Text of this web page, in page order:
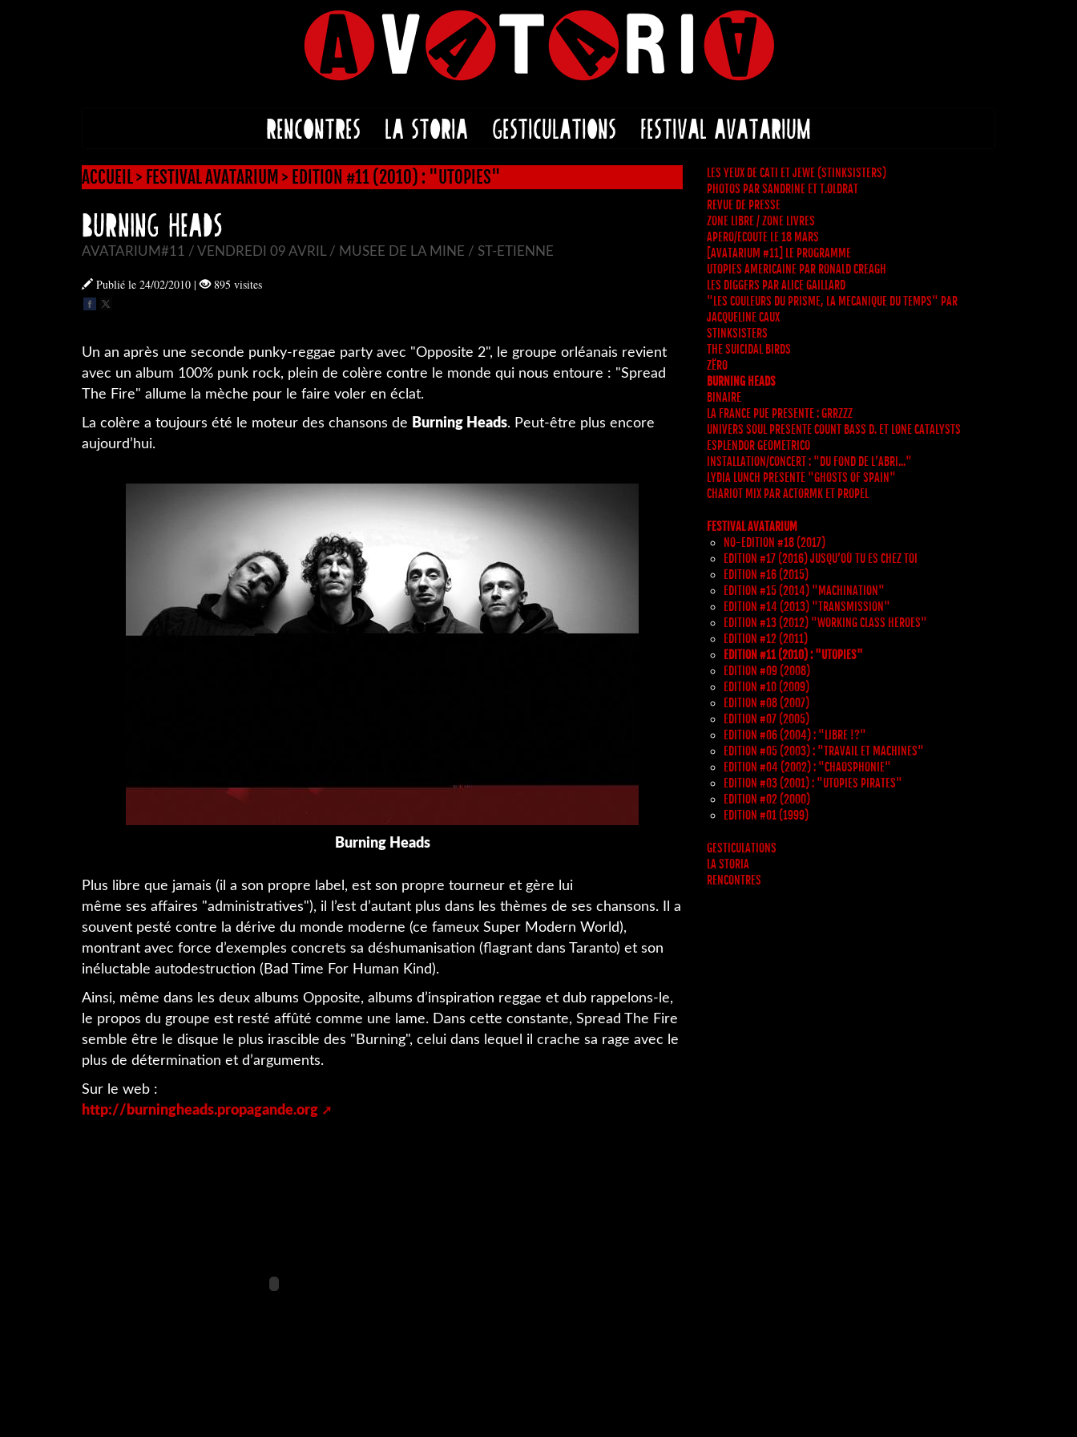
RENCONTRES LA STORIA GESTICULATIONS FESTIVAL AVATARIUM
ACCUEIL> FESTIVAL AVATARIUM > EDITION #11 (2010) : "UTOPIES"
BURNING HEADS
AVATARIUM#11 / VENDREDI 09 AVRIL / MUSEE DE LA MINE / ST-ETIENNE
Publié le 24/02/2010 | 895 visites
Un an après une seconde punky-reggae party avec "Opposite 2", le groupe orléanais revient
avec un album 100% punk rock, plein de colère contre le monde qui nous entoure : "Spread
The Fire" allume la mèche pour le faire voler en éclat.
La colère a toujours été le moteur des chansons de Burning Heads. Peut-être plus encore
aujourd’hui.
Burning Heads
Plus libre que jamais (il a son propre label, est son propre tourneur et gère lui
même ses affaires "administratives"), il l’est d’autant plus dans les thèmes de ses chansons. Il a
souvent pesté contre la dérive du monde moderne (ce fameux Super Modern World),
montrant avec force d’exemples concrets sa déshumanisation (flagrant dans Taranto) et son
inéluctable autodestruction (Bad Time For Human Kind).
Ainsi, même dans les deux albums Opposite, albums d’inspiration reggae et dub rappelons-le,
le propos du groupe est resté affûté comme une lame. Dans cette constante, Spread The Fire
semble être le disque le plus irascible des "Burning", celui dans lequel il crache sa rage avec le
plus de détermination et d’arguments.
Sur le web :
http://burningheads.propagande.org
LES YEUX DE CATI ET JEWE (STINKSISTERS)
PHOTOS PAR SANDRINE ET T.OLDRAT
REVUE DE PRESSE
ZONE LIBRE / ZONE LIVRES
APERO/ECOUTE LE 18 MARS
[AVATARIUM #11] LE PROGRAMME
UTOPIES AMERICAINE PAR RONALD CREAGH
LES DIGGERS PAR ALICE GAILLARD
"LES COULEURS DU PRISME, LA MECANIQUE DU TEMPS" PAR
JACQUELINE CAUX
STINKSISTERS
THE SUICIDAL BIRDS
ZËRO
BURNING HEADS
BINAIRE
LA FRANCE PUE PRESENTE : GRRZZZ
UNIVERS SOUL PRESENTE COUNT BASS D. ET LONE CATALYSTS
ESPLENDOR GEOMETRICO
INSTALLATION/CONCERT : "DU FOND DE L’ABRI..."
LYDIA LUNCH PRESENTE "GHOSTS OF SPAIN"
CHARIOT MIX PAR ACTORMK ET PROPEL
FESTIVAL AVATARIUM
NO-EDITION #18 (2017)
EDITION #17 (2016) JUSQU’OÙ TU ES CHEZ TOI
EDITION #16 (2015)
EDITION #15 (2014) "MACHINATION"
EDITION #14 (2013) "TRANSMISSION"
EDITION #13 (2012) "WORKING CLASS HEROES"
EDITION #12 (2011)
EDITION #11 (2010) : "UTOPIES"
EDITION #09 (2008)
EDITION #10 (2009)
EDITION #08 (2007)
EDITION #07 (2005)
EDITION #06 (2004) : "LIBRE !?"
EDITION #05 (2003) : "TRAVAIL ET MACHINES"
EDITION #04 (2002) : "CHAOSPHONIE"
EDITION #03 (2001) : "UTOPIES PIRATES"
EDITION #02 (2000)
EDITION #01 (1999)
GESTICULATIONS
LA STORIA
RENCONTRES